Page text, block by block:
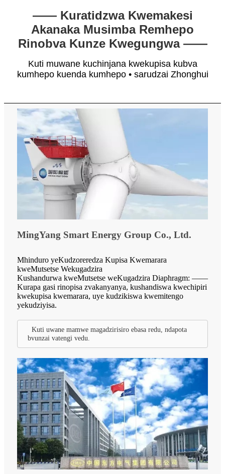
—— Kuratidzwa Kwemakesi
Akanaka Musimba Remhepo
Rinobva Kunze Kwegungwa ——
Kuti muwane kuchinjana kwekupisa kubva
kumhepo kuenda kumhepo • sarudzai Zhonghui
MingYang Smart Energy Group Co., Ltd.
Mhinduro yeKudzoreredza Kupisa Kwemarara
kweMutsetse Wekugadzira
Kushandurwa kweMutsetse weKugadzira Diaphragm: ——
Kurapa gasi rinopisa zvakanyanya, kushandiswa kwechipiri
kwekupisa kwemarara, uye kudzikiswa kwemitengo
yekudziyisa.
Kuti uwane mamwe magadzirisiro ebasa redu, ndapota
bvunzai vatengi vedu.